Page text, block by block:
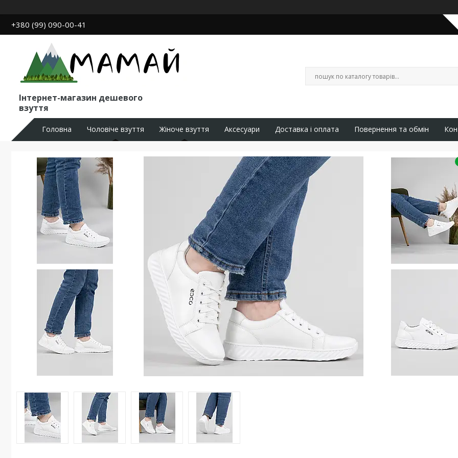
+380 (99) 090-00-41
Інтернет-магазин дешевого
взуття
Головна Чоловіче взуття Жіноче взуття Аксесуари Доставка і оплата Повернення та обмін